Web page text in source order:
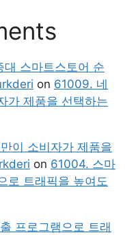
스마트스토어 순
on 61009. 네
가 제품을 선택하는
이 소비자가 제품을
on 61004. 스마
로 트래픽을 높여도
프로그램으로 트래